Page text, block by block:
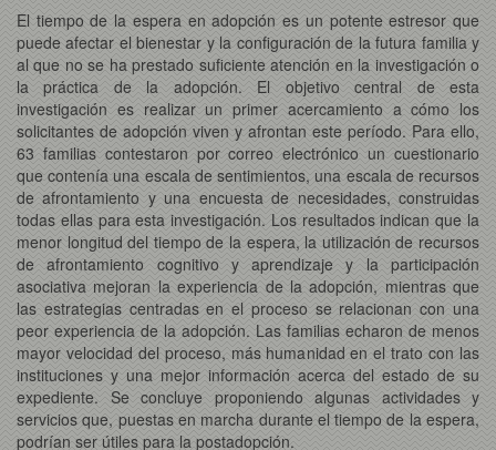
El tiempo de la espera en adopción es un potente estresor que
puede afectar el bienestar y la configuración de la futura familia y
al que no se ha prestado suficiente atención en la investigación o
la práctica de la adopción. El objetivo central de esta
investigación es realizar un primer acercamiento a cómo los
solicitantes de adopción viven y afrontan este período. Para ello,
63 familias contestaron por correo electrónico un cuestionario
que contenía una escala de sentimientos, una escala de recursos
de afrontamiento y una encuesta de necesidades, construidas
todas ellas para esta investigación. Los resultados indican que la
menor longitud del tiempo de la espera, la utilización de recursos
de afrontamiento cognitivo y aprendizaje y la participación
asociativa mejoran la experiencia de la adopción, mientras que
las estrategias centradas en el proceso se relacionan con una
peor experiencia de la adopción. Las familias echaron de menos
mayor velocidad del proceso, más humanidad en el trato con las
instituciones y una mejor información acerca del estado de su
expediente. Se concluye proponiendo algunas actividades y
servicios que, puestas en marcha durante el tiempo de la espera,
podrían ser útiles para la postadopción.